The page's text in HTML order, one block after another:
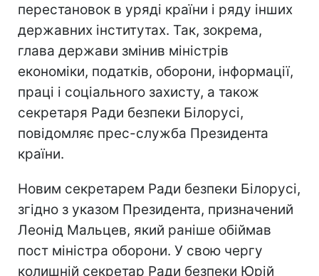
перестановок в уряді країни і ряду інших
державних інститутах. Так, зокрема,
глава держави змінив міністрів
економіки, податків, оборони, інформації,
праці і соціального захисту, а також
секретаря Ради безпеки Білорусі,
повідомляє прес-служба Президента
країни.
Новим секретарем Ради безпеки Білорусі,
згідно з указом Президента, призначений
Леонід Мальцев, який раніше обіймав
пост міністра оборони. У свою чергу
колишній секретар Ради безпеки Юрій